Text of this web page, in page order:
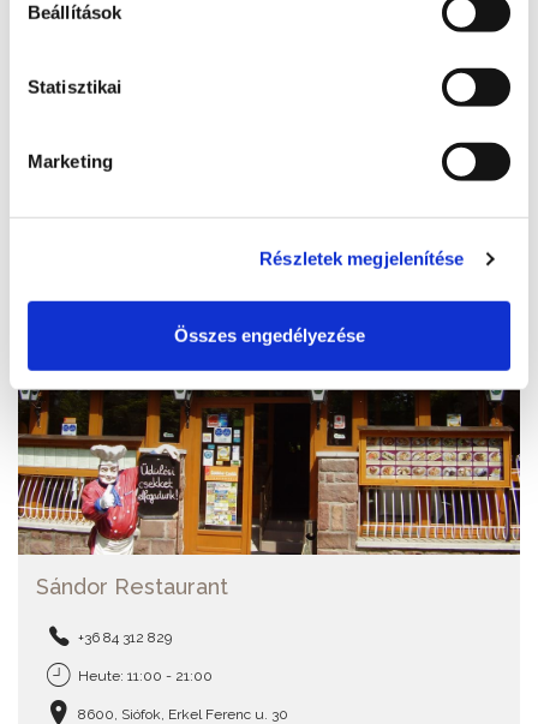
Beállítások
Statisztikai
Marketing
Részletek megjelenítése
Összes engedélyezése
Sándor Restaurant
+36 84 312 829
Heute: 11:00 - 21:00
8600, Siófok, Erkel Ferenc u. 30